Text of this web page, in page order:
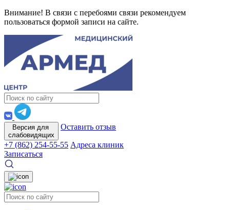
Внимание! В связи с перебоями связи рекомендуем
пользоваться формой записи на сайте.
Версия для
слабовидящих
Оставить отзыв
+7 (862) 254-55-55 Адреса клиник
Записаться